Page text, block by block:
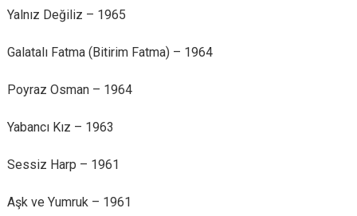
Yalnız Değiliz – 1965
Galatalı Fatma (Bitirim Fatma) – 1964
Poyraz Osman – 1964
Yabancı Kız – 1963
Sessiz Harp – 1961
Aşk ve Yumruk – 1961